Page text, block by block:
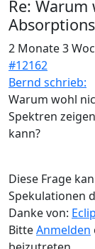
Re: Warum
2 Monate 3
#12162
Bernd schrieb:
Warum wohl
Spektren
kann?
Diese Frage
Spekulationen
Danke von:
BitteAnmelden